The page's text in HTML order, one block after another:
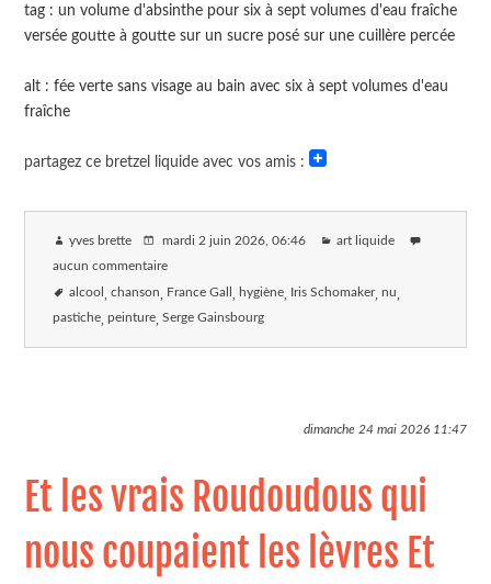
tag : un volume d'absinthe pour six à sept volumes d'eau fraîche
versée goutte à goutte sur un sucre posé sur une cuillère percée
alt : fée verte sans visage au bain avec six à sept volumes d'eau
fraîche
partagez ce bretzel liquide avec vos amis :
yves brette mardi 2 juin 2026 , 06:46 art liquide
aucun commentaire
alcool chanson France Gall hygiène Iris Schomaker nu
pastiche peinture Serge Gainsbourg
dimanche 24 mai 202611:47
Et les vrais Roudoudous qui
nous coupaient les lèvres Et